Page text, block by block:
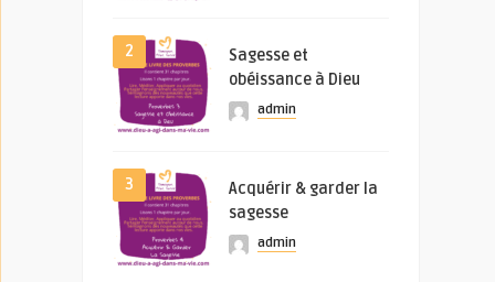
2
Sagesse et
obéissance à Dieu
admin
3
Acquérir & garder la
sagesse
admin